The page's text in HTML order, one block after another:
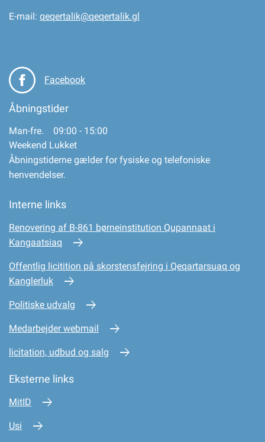
E-mail: qeqertalik@qeqertalik.gl
Facebook
Åbningstider
Man-fre. 09:00 - 15:00
Weekend Lukket
Åbningstiderne gælder for fysiske og telefoniske
henvendelser.
Interne links
Renovering af B-861 børneinstitution Qupannaat i
Kangaatsiaq
Offentlig licitition på skorstensfejring i Qeqartarsuaq og
Kanglerluk
Politiske udvalg
Medarbejder webmail
licitation, udbud og salg
Eksterne links
MitID
Usi